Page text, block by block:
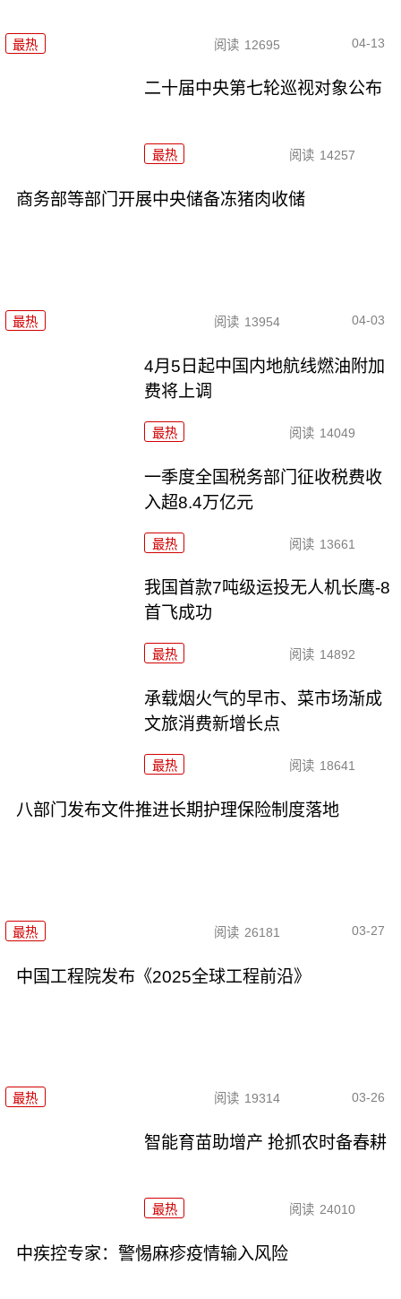
最热 阅读 12695 04-13
二十届中央第七轮巡视对象公布
最热 阅读 14257
商务部等部门开展中央储备冻猪肉收储
最热 阅读 13954 04-03
4月5日起中国内地航线燃油附加
费将上调
最热 阅读 14049
一季度全国税务部门征收税费收
入超8.4万亿元
最热 阅读 13661
我国首款7吨级运投无人机长鹰-8
首飞成功
最热 阅读 14892
承载烟火气的早市、菜市场渐成
文旅消费新增长点
最热 阅读 18641
八部门发布文件推进长期护理保险制度落地
最热 阅读 26181 03-27
中国工程院发布《2025全球工程前沿》
最热 阅读 19314 03-26
智能育苗助增产 抢抓农时备春耕
最热 阅读 24010
中疾控专家：警惕麻疹疫情输入风险